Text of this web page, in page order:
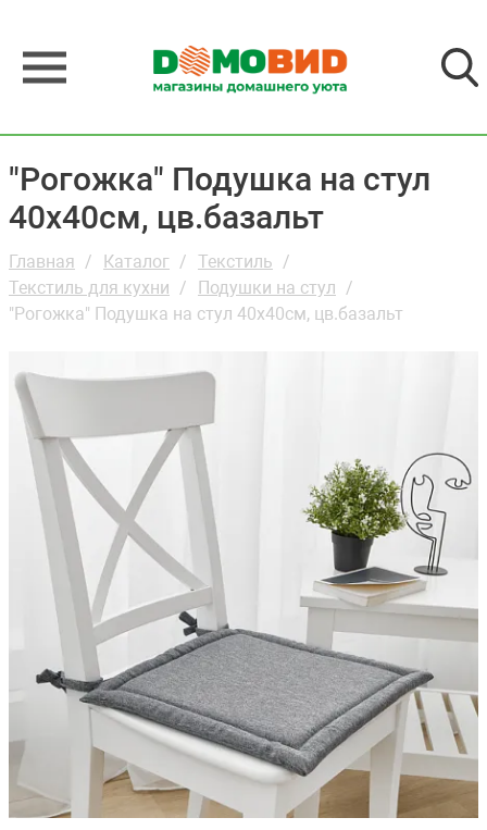
"Рогожка" Подушка на стул
40х40см, цв.базальт
Главная Каталог
Текстиль
Текстиль для кухни
Подушки на стул
"Рогожка" Подушка на стул 40х40см, цв.базальт